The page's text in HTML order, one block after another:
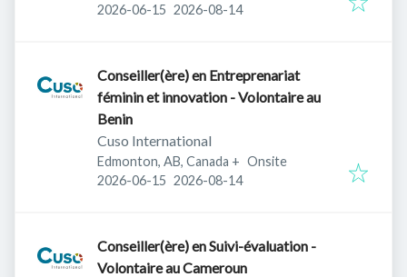
Published:
2026-06-15 Expires:
2026-08-14
Conseiller(ère) en Entreprenariat
féminin et innovation - Volontaire au
Benin
Cuso International
Edmonton, AB, Canada + Onsite
Published:
2026-06-15 Expires:
2026-08-14
Conseiller(ère) en Suivi-évaluation -
Volontaire au Cameroun